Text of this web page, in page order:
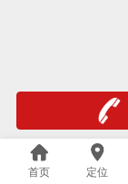
首页 定位